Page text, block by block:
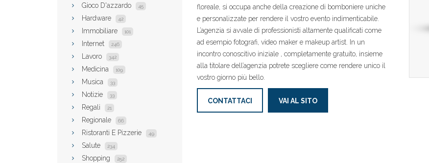
Gioco D'azzardo 45
Hardware 42
Immobiliare 101
Internet 246
Lavoro 342
Medicina 109
Musica 33
Notizie 33
Regali 21
Regionale 66
Ristoranti E Pizzerie 49
Salute 234
Shopping 252
floreale, si occupa anche della creazione di bomboniere uniche
e personalizzate per rendere il vostro evento indimenticabile.
L’agenzia si avvale di professionisti altamente qualificati come
ad esempio fotografi, video maker e makeup artist. In un
incontro conoscitivo iniziale , completamente gratuito, insieme
alla titolare dell’agenzia potrete scegliere come rendere unico il
vostro giorno più bello.
CONTATTACI VAI AL SITO